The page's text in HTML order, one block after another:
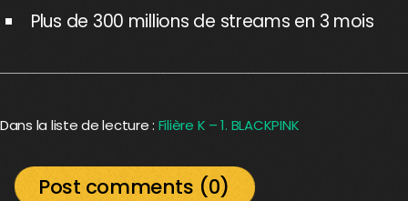
Plus de 300 millions de streams en 3 mois
Dans la liste de lecture : Filière K – 1. BLACKPINK
Post comments (0)